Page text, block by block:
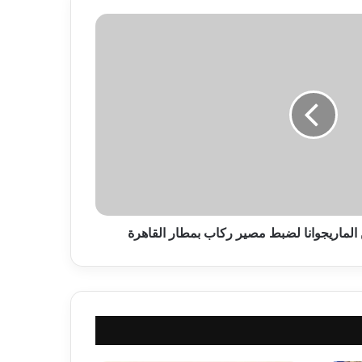
الماريجوانا لضبط مصير ركاب بمطار القاهرة